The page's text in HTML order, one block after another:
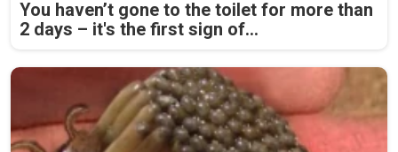
You haven’t gone to the toilet for more than
2 days – it's the first sign of...